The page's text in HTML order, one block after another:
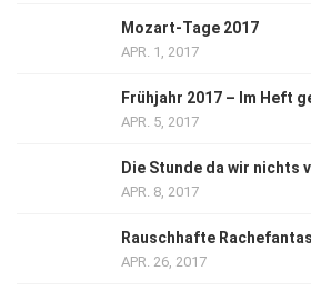
Mozart-Tage 2017
APR. 1, 2017
Frühjahr 2017 – Im Heft
APR. 5, 2017
Die Stunde da wir nichts
APR. 8, 2017
Rauschhafte
APR. 26, 2017